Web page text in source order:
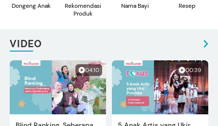
Dongeng Anak
Rekomendasi
Produk
Nama Bayi Resep
VIDEO
04:10 00:39